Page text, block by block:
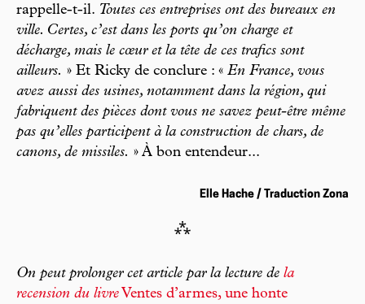
rappelle-t-il. Toutes ces entreprises ont des bureaux en
ville. Certes, c’est dans les ports qu’on charge et
décharge, mais le cœur et la tête de ces trafics sont
ailleurs. » Et Ricky de conclure : « En France, vous
avez aussi des usines, notamment dans la région, qui
fabriquent des pièces dont vous ne savez peut-être même
pas qu’elles participent à la construction de chars, de
canons, de missiles. » À bon entendeur...
Elle Hache / Traduction Zona
⁂
On peut prolonger cet article par la lecture de la
recension du livre Ventes d’armes, une honte